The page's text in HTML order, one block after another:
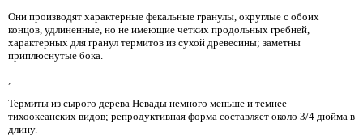
Они производят характерные фекальные гранулы, округлые с обоих
концов, удлиненные, но не имеющие четких продольных гребней,
характерных для гранул термитов из сухой древесины; заметны
приплюснутые бока.
Термиты из сырого дерева Невады немного меньше и темнее
тихоокеанских видов; репродуктивная форма составляет около 3/4 дюйма в
длину.